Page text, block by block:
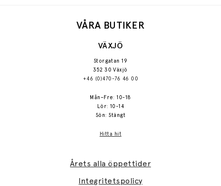
VÅRA BUTIKER
VÄXJÖ
Storgatan 19
352 30 Växjö
+46 (0)470-76 46 00
Mån–Fre: 10-18
Lör: 10-14
Sön: Stängt
Hitta hit
Årets alla öppettider
Integritetspolicy